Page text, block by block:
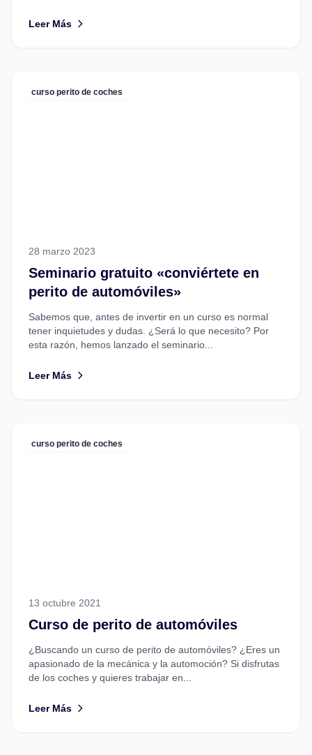
Profesionales...
Leer Más
curso perito de coches
28 marzo 2023
Seminario gratuito «conviértete en
perito de automóviles»
Sabemos que, antes de invertir en un curso es normal
tener inquietudes y dudas. ¿Será lo que necesito? Por
esta razón, hemos lanzado el seminario...
Leer Más
curso perito de coches
13 octubre 2021
Curso de perito de automóviles
¿Buscando un curso de perito de automóviles? ¿Eres un
apasionado de la mecánica y la automoción? Si disfrutas
de los coches y quieres trabajar en...
Leer Más